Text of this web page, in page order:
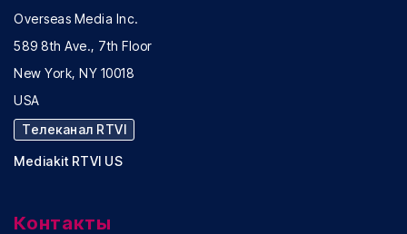
Overseas Media Inc.
589 8th Ave., 7th Floor
New York, NY 10018
USA
Телеканал RTVI
Mediakit RTVI US
Контакты